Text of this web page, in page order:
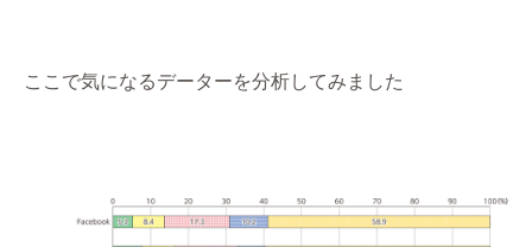
ここで気になるデーターを分析してみました